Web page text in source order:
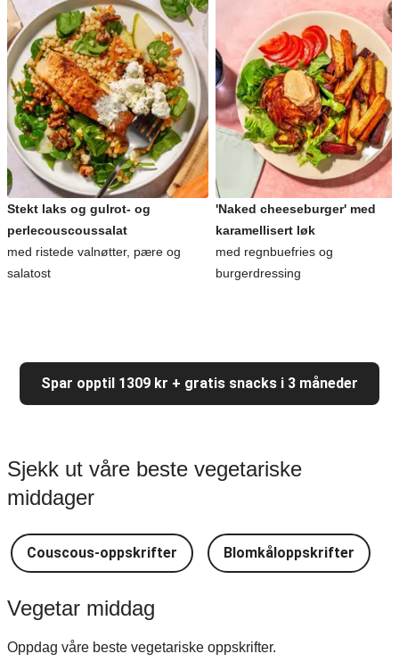
Stekt laks og gulrot- og
perlecouscoussalat
med ristede valnøtter, pære og
salatost
'Naked cheeseburger' med
karamellisert løk
med regnbuefries og
burgerdressing
Spar opptil 1309 kr + gratis snacks i 3 måneder
Sjekk ut våre beste vegetariske
middager
Couscous-oppskrifter Blomkåloppskrifter
Vegetar middag
Oppdag våre beste vegetariske oppskrifter.